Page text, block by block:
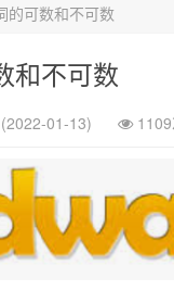
的可数和不可数
和不可数
01-13) 1109